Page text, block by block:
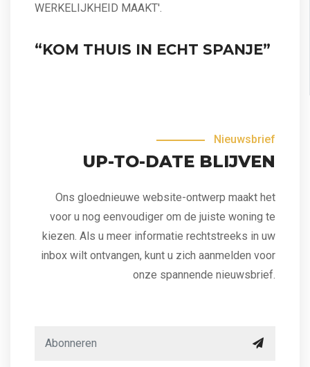
WERKELIJKHEID MAAKT'.
“KOM THUIS IN ECHT SPANJE”
Nieuwsbrief
UP-TO-DATE BLIJVEN
Ons gloednieuwe website-ontwerp maakt het
voor u nog eenvoudiger om de juiste woning te
kiezen. Als u meer informatie rechtstreeks in uw
inbox wilt ontvangen, kunt u zich aanmelden voor
onze spannende nieuwsbrief.